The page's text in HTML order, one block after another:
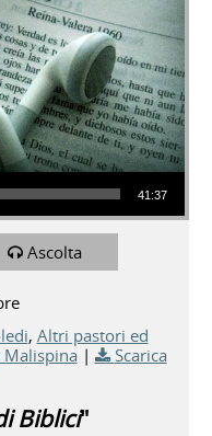
41:37
Ascolta
, Altri pastori ed
Malispina |
Scarica
Biblici"